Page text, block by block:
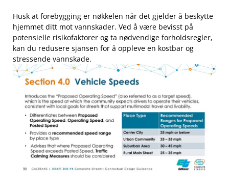
Husk at ⁣forebygging ⁢er nøkkelen når det gjelder å beskytte
hjemmet ditt mot‍ vannskader.​ Ved ⁢å være bevisst på
potensielle risikofaktorer og ta nødvendige forholdsregler,
kan du redusere sjansen for å oppleve en kostbar og
stressende vannskade.